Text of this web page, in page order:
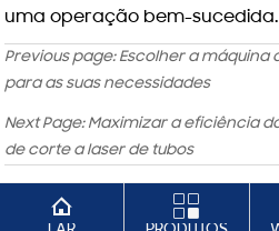
uma operação bem-sucedida.
Previous page: Escolher a máquina
para as suas necessidades
Next Page: Maximizar a eficiência
de corte a laser de tubos
 